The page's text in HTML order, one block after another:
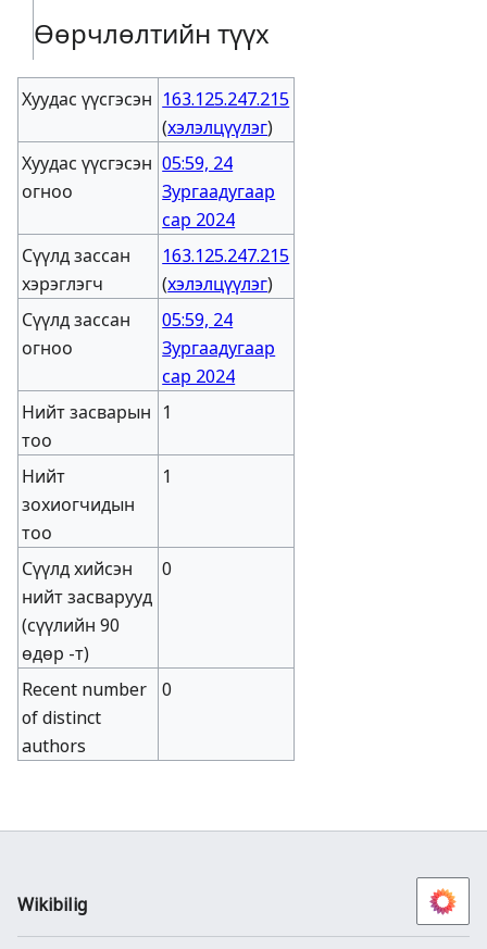
Өөрчлөлтийн түүх
Хуудас үүсгэсэн 163.125.247.215
(хэлэлцүүлэг)
Хуудас үүсгэсэн
огноо
05:59, 24
Зургаадугаар
сар 2024
Сүүлд зассан
хэрэглэгч
163.125.247.215
(хэлэлцүүлэг)
Сүүлд зассан
огноо
05:59, 24
Зургаадугаар
сар 2024
Нийт засварын
тоо
1
Нийт
зохиогчидын
тоо
1
Сүүлд хийсэн
нийт засварууд
(сүүлийн 90
өдөр -т)
0
Recent number
of distinct
authors
0
Wikibilig